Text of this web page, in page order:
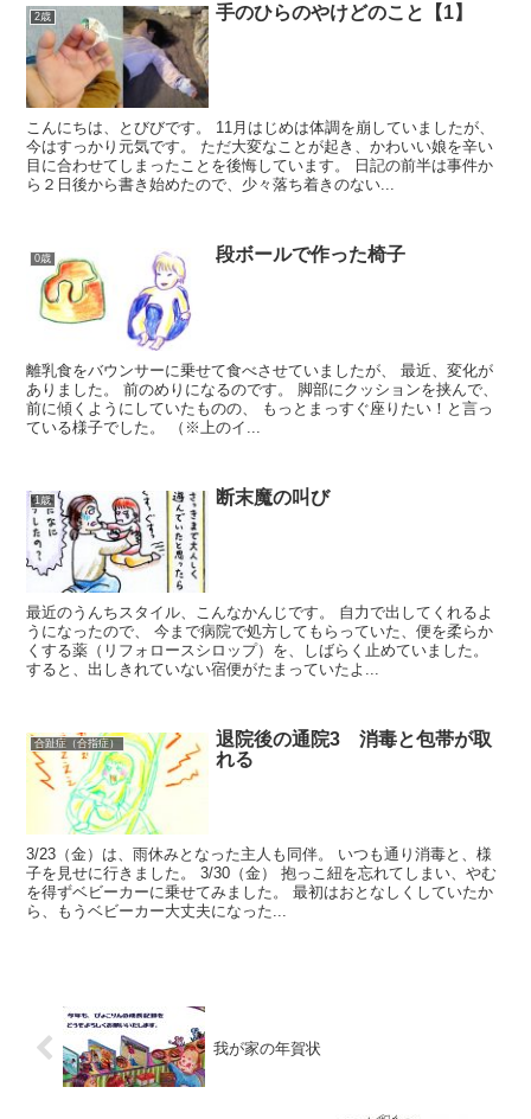
2歳 手のひらのやけどのこと【1】
こんにちは、とびびです。 11月はじめは体調を崩していましたが、
今はすっかり元気です。 ただ大変なことが起き、かわいい娘を辛い
目に合わせてしまったことを後悔しています。 日記の前半は事件か
ら２日後から書き始めたので、少々落ち着きのない...
0歳 段ボールで作った椅子
離乳食をバウンサーに乗せて食べさせていましたが、 最近、変化が
ありました。 前のめりになるのです。 脚部にクッションを挟んで、
前に傾くようにしていたものの、 もっとまっすぐ座りたい！と言っ
ている様子でした。 （※上のイ...
1歳 断末魔の叫び
最近のうんちスタイル、こんなかんじです。 自力で出してくれるよ
うになったので、 今まで病院で処方してもらっていた、便を柔らか
くする薬（リフォロースシロップ）を、しばらく止めていました。
すると、出しきれていない宿便がたまっていたよ...
合趾症（合指症）
退院後の通院3 消毒と包帯が取
れる
3/23（金）は、雨休みとなった主人も同伴。 いつも通り消毒と、様
子を見せに行きました。 3/30（金） 抱っこ紐を忘れてしまい、やむ
を得ずベビーカーに乗せてみました。 最初はおとなしくしていたか
ら、もうベビーカー大丈夫になった...
我が家の年賀状